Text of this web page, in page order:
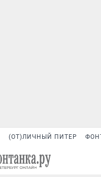
(ОТ)ЛИЧНЫЙ ПИТЕР